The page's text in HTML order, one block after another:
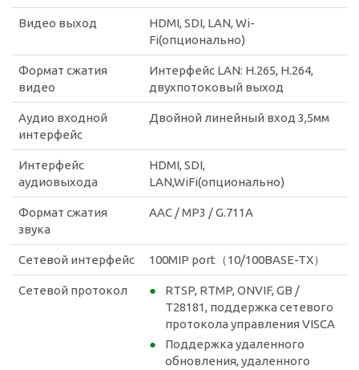
Видео выход
HDMI, SDI, LAN, Wi-
Fi(опционально)
Формат сжатия
видео
Интерфейс LAN: H.265, H.264,
двухпотоковый выход
Аудио входной
интерфейс
Двойной линейный вход 3,5мм
Интерфейс
аудиовыхода
HDMI, SDI,
LAN,WiFi(опционально)
Формат сжатия
звука
AAC / MP3 / G.711A
Сетевой интерфейс 100MIP port（10/100BASE-TX）
Сетевой протокол
RTSP, RTMP, ONVIF, GB /
T28181, поддержка сетевого
протокола управления VISCA
Поддержка удаленного
обновления, удаленного